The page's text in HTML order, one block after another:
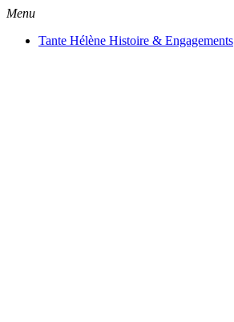
Menu
Tante Hélène Histoire & Engagements